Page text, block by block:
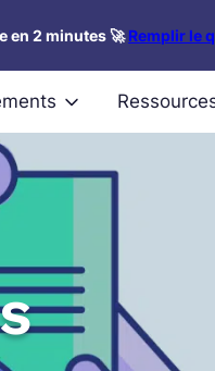
en 2 minutes 🚀Remplir le